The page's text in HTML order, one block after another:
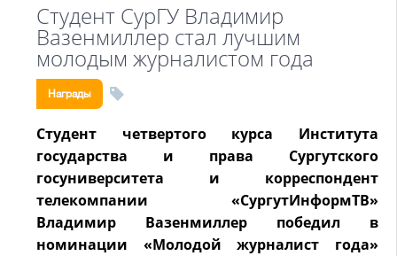
Студент СурГУ Владимир
Вазенмиллер стал лучшим
молодым журналистом года
Награды
Студент четвертого курса Института
государства и права Сургутского
госуниверситета и корреспондент
телекомпании «СургутИнформТВ»
Владимир Вазенмиллер победил в
номинации «Молодой журналист года»